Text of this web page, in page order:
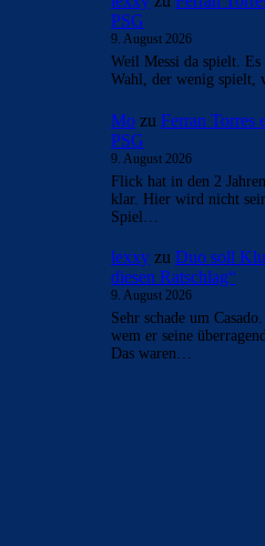
PSG
9. August 2026
Weil Messi da spielt.
Wahl, der wenig
Mo zu Ferran Torres
PSG
9. August 2026
Flick hat in den 2
klar. Hier wird nicht
Spiel…
lexxy zu Duo soll
diesen Ratschlag“
9. August 2026
Sehr schade um
wem er seine
Das waren…